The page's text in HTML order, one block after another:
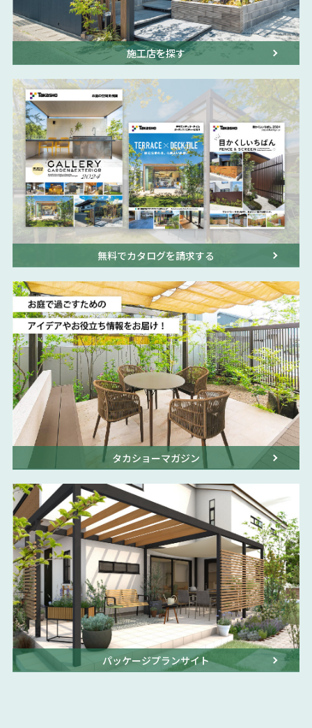
施工店を探す
無料でカタログを請求する
タカショーマガジン
パッケージプランサイト